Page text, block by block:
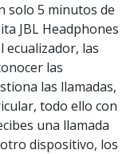
solo 5 minutos de
JBL Headphones
ecualizador, las
las
las llamadas,
todo ello con
una llamada
dispositivo, los